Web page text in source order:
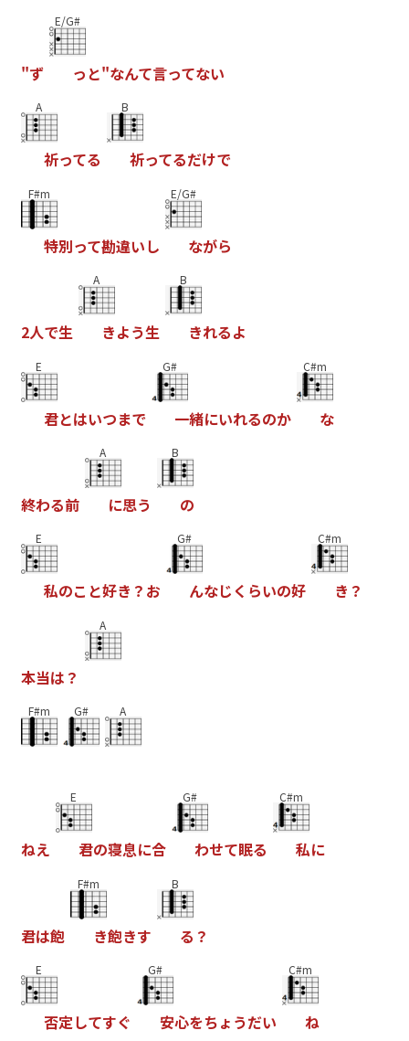
"ず
E/G#
っ と"なんて言ってない
A
祈ってる
B
祈ってるだけで
F#m
特別って勘違いし
E/G#
ながら
2人で生
A
きよう生
B
きれるよ
E
君とはいつまで
G#
一緒にいれるのか
C#m
な
終わる前
A
に思う
B
の
E
私のこ と好き ？ お
G#
んなじ く らいの好
C#m
き ？
本当は ？
A
F#m G# A
ねえ
E
君の寝息に合
G#
わせて眠る
C#m
私に
君は飽
F#m
き飽きす
B
る ？
E
否定してすぐ
G#
安心をちょ うだい
C#m
ね